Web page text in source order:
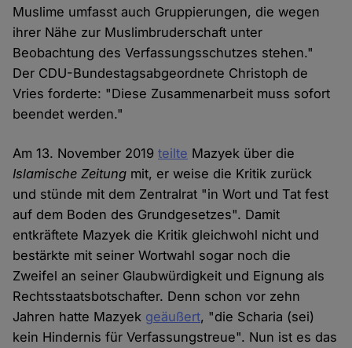
Muslime umfasst auch Gruppierungen, die wegen
ihrer Nähe zur Muslimbruderschaft unter
Beobachtung des Verfassungsschutzes stehen."
Der CDU-Bundestagsabgeordnete Christoph de
Vries forderte: "Diese Zusammenarbeit muss sofort
beendet werden."
Am 13. November 2019teilte Mazyek über die
Islamische Zeitung mit, er weise die Kritik zurück
und stünde mit dem Zentralrat "in Wort und Tat fest
auf dem Boden des Grundgesetzes". Damit
entkräftete Mazyek die Kritik gleichwohl nicht und
bestärkte mit seiner Wortwahl sogar noch die
Zweifel an seiner Glaubwürdigkeit und Eignung als
Rechtsstaatsbotschafter. Denn schon vor zehn
Jahren hatte Mazyek geäußert, "die Scharia (sei)
kein Hindernis für Verfassungstreue". Nun ist es das